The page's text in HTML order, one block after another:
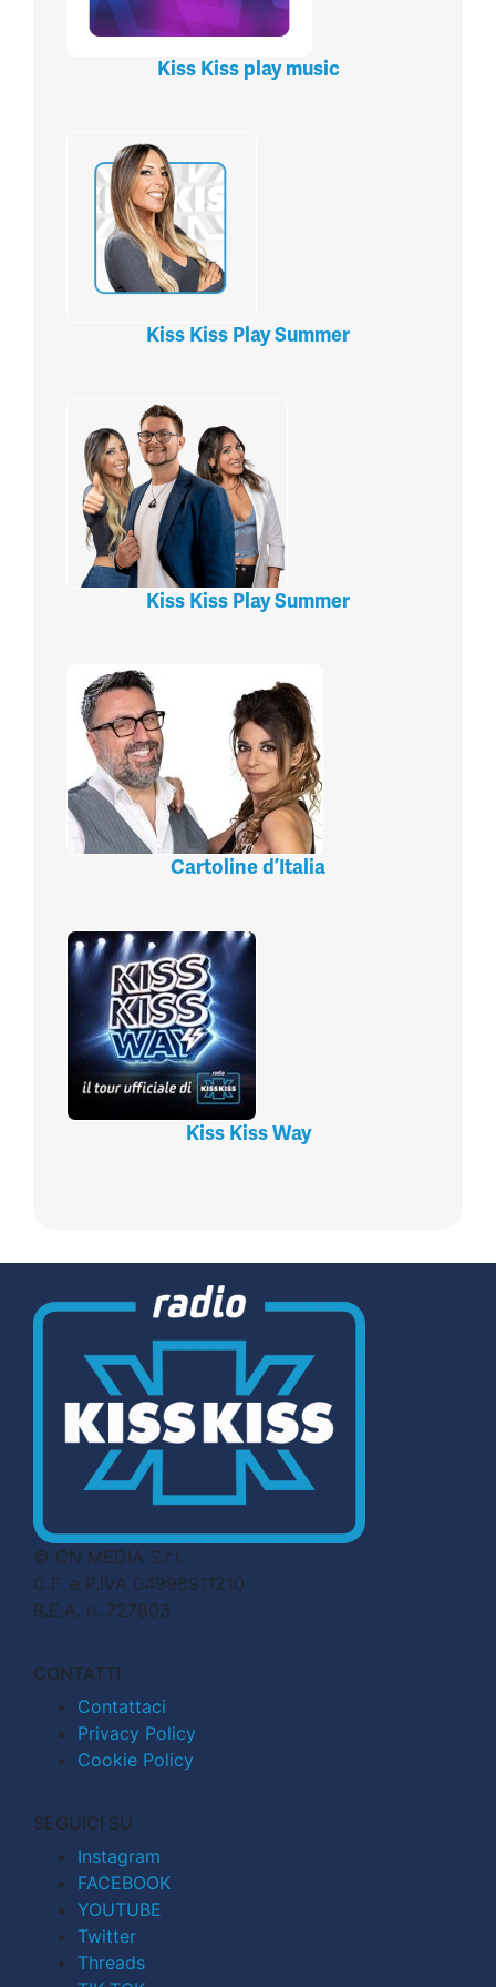
Kiss Kiss play music
Kiss Kiss Play Summer
Kiss Kiss Play Summer
Cartoline d’Italia
Kiss Kiss Way
© CN MEDIA S.r.l.
C.F. e P.IVA 04998911210
R.E.A. n. 727803
CONTATTI
Contattaci
Privacy Policy
Cookie Policy
SEGUICI SU
Instagram
FACEBOOK
YOUTUBE
Twitter
Threads